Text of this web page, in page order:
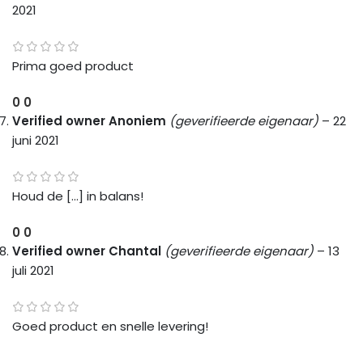
2021
Prima goed product
0 0
Verified ownerAnoniem (geverifieerde eigenaar) – 22
juni 2021
Houd de […] in balans!
0 0
Verified owner Chantal (geverifieerde eigenaar) – 13
juli 2021
Goed product en snelle levering!